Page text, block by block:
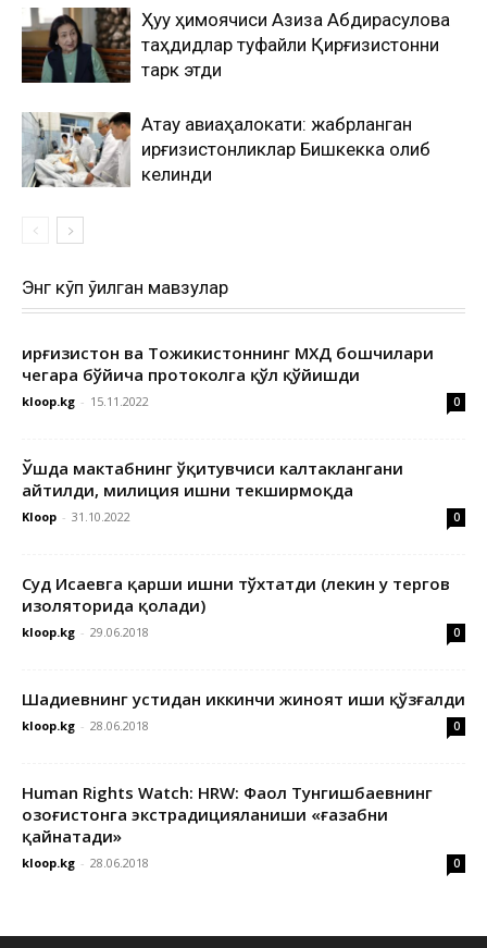
Ҳуқуқ ҳимоячиси Азиза Абдирасулова
таҳдидлар туфайли Қирғизистонни
тарк этди
Ақтау авиаҳалокати: жабрланган
қирғизистонликлар Бишкекка олиб
келинди
Энг кўп ўқилган мавзулар
Қирғизистон ва Тожикистоннинг МХДҚ бошчилари
чегара бўйича протоколга қўл қўйишди
kloop.kg - 15.11.2022 0
Ўшда мактабнинг ўқитувчиси калтаклангани
айтилди, милиция ишни текширмоқда
Kloop - 31.10.2022 0
Суд Исаевга қарши ишни тўхтатди (лекин у тергов
изоляторида қолади)
kloop.kg - 29.06.2018 0
Шадиевнинг устидан иккинчи жиноят иши қўзғалди
kloop.kg - 28.06.2018 0
Human Rights Watch: HRW: Фаол Тунгишбаевнинг
Қозоғистонга экстрадицияланиши «ғазабни
қайнатади»
kloop.kg - 28.06.2018 0